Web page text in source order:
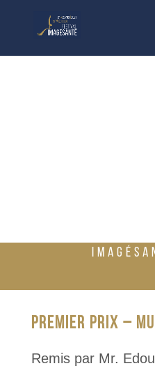
PREMIER PRIX –
Remis par Mr.